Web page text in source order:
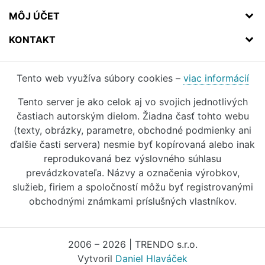
MÔJ ÚČET
KONTAKT
Tento web využíva súbory cookies – viac informácií
Tento server je ako celok aj vo svojich jednotlivých
častiach autorským dielom. Žiadna časť tohto webu
(texty, obrázky, parametre, obchodné podmienky ani
ďalšie časti servera) nesmie byť kopírovaná alebo inak
reprodukovaná bez výslovného súhlasu
prevádzkovateľa. Názvy a označenia výrobkov,
služieb, firiem a spoločností môžu byť registrovanými
obchodnými známkami príslušných vlastníkov.
2006 – 2026 | TRENDO s.r.o.
Vytvoril Daniel Hlaváček